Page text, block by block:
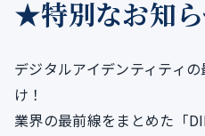
★特別なお知
デジタルアイデンティティ
け！
業界の最前線をまとめた「